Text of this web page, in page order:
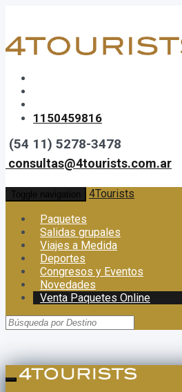
1150459816
(54 11) 5278-3478
consultas@4tourists.com.ar
Toggle navigation
4Tourists
Paquetes
Salidas grupales
Viajes a Medida
Deportes
Congresos y Eventos
Novedades
Venta Paquetes Online